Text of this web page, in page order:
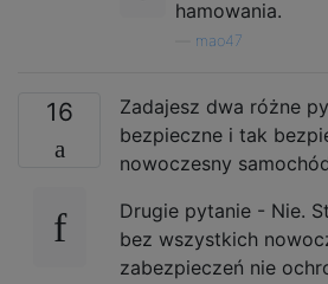
hamowania.
mao47
16
Zadajesz dwa różne
bezpieczne i tak
nowoczesny
Drugie pytanie - Nie.
bez wszystkich
zabezpieczeń nie